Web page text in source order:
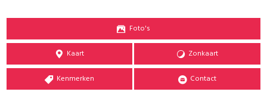
Foto's
Kaart Zonkaart
Kenmerken Contact